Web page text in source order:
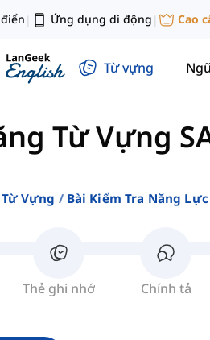
| Ứng dụng di động | Cao
Từ vựng
Từ Vựng
Từ Vựng Bài Kiểm Tra Năng
Thẻ ghi nhớ Chính tả